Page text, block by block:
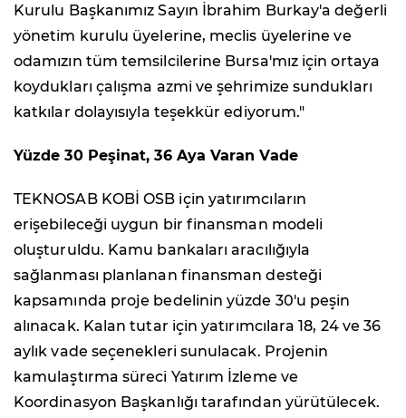
Kurulu Başkanımız Sayın İbrahim Burkay'a değerli
yönetim kurulu üyelerine, meclis üyelerine ve
odamızın tüm temsilcilerine Bursa'mız için ortaya
koydukları çalışma azmi ve şehrimize sundukları
katkılar dolayısıyla teşekkür ediyorum."
Yüzde 30 Peşinat, 36 Aya Varan Vade
TEKNOSAB KOBİ OSB için yatırımcıların
erişebileceği uygun bir finansman modeli
oluşturuldu. Kamu bankaları aracılığıyla
sağlanması planlanan finansman desteği
kapsamında proje bedelinin yüzde 30'u peşin
alınacak. Kalan tutar için yatırımcılara 18, 24 ve 36
aylık vade seçenekleri sunulacak. Projenin
kamulaştırma süreci Yatırım İzleme ve
Koordinasyon Başkanlığı tarafından yürütülecek.